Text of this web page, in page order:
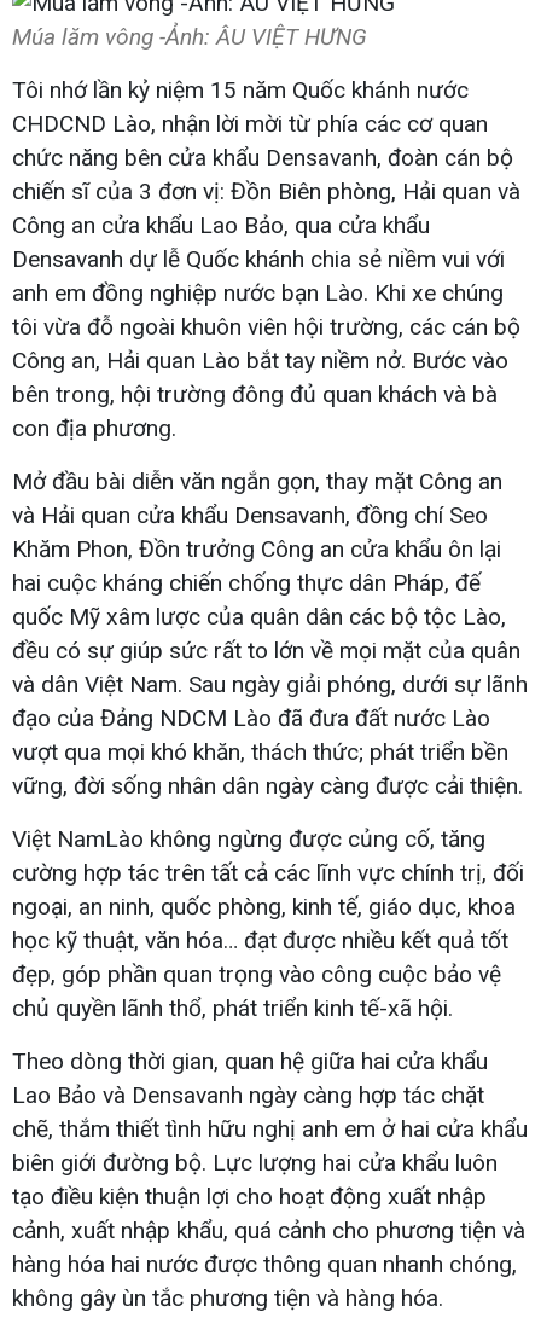
Múa lăm vông -Ảnh: ÂU VIỆT HƯNG
Tôi nhớ lần kỷ niệm 15 năm Quốc khánh nước
CHDCND Lào, nhận lời mời từ phía các cơ quan
chức năng bên cửa khẩu Densavanh, đoàn cán bộ
chiến sĩ của 3 đơn vị: Đồn Biên phòng, Hải quan và
Công an cửa khẩu Lao Bảo, qua cửa khẩu
Densavanh dự lễ Quốc khánh chia sẻ niềm vui với
anh em đồng nghiệp nước bạn Lào. Khi xe chúng
tôi vừa đỗ ngoài khuôn viên hội trường, các cán bộ
Công an, Hải quan Lào bắt tay niềm nở. Bước vào
bên trong, hội trường đông đủ quan khách và bà
con địa phương.
Mở đầu bài diễn văn ngắn gọn, thay mặt Công an
và Hải quan cửa khẩu Densavanh, đồng chí Seo
Khăm Phon, Đồn trưởng Công an cửa khẩu ôn lại
hai cuộc kháng chiến chống thực dân Pháp, đế
quốc Mỹ xâm lược của quân dân các bộ tộc Lào,
đều có sự giúp sức rất to lớn về mọi mặt của quân
và dân Việt Nam. Sau ngày giải phóng, dưới sự lãnh
đạo của Đảng NDCM Lào đã đưa đất nước Lào
vượt qua mọi khó khăn, thách thức; phát triển bền
vững, đời sống nhân dân ngày càng được cải thiện.
Việt NamLào không ngừng được củng cố, tăng
cường hợp tác trên tất cả các lĩnh vực chính trị, đối
ngoại, an ninh, quốc phòng, kinh tế, giáo dục, khoa
học kỹ thuật, văn hóa… đạt được nhiều kết quả tốt
đẹp, góp phần quan trọng vào công cuộc bảo vệ
chủ quyền lãnh thổ, phát triển kinh tế-xã hội.
Theo dòng thời gian, quan hệ giữa hai cửa khẩu
Lao Bảo và Densavanh ngày càng hợp tác chặt
chẽ, thắm thiết tình hữu nghị anh em ở hai cửa khẩu
biên giới đường bộ. Lực lượng hai cửa khẩu luôn
tạo điều kiện thuận lợi cho hoạt động xuất nhập
cảnh, xuất nhập khẩu, quá cảnh cho phương tiện và
hàng hóa hai nước được thông quan nhanh chóng,
không gây ùn tắc phương tiện và hàng hóa.